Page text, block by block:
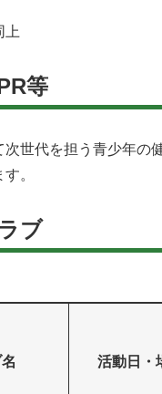
上
等
次世代を担う青少年の
。
ブ
活動日・